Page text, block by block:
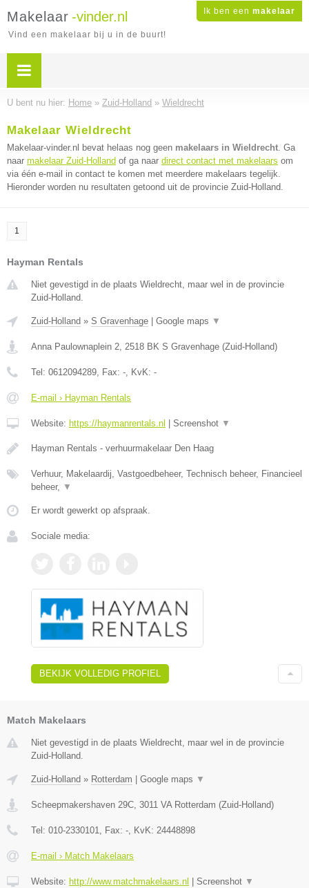
Ik ben een makelaar
Makelaar -vinder.nl
Vind een makelaar bij u in de buurt!
U bent nu hier: Home » Zuid-Holland » Wieldrecht
Makelaar Wieldrecht
Makelaar-vinder.nl bevat helaas nog geen makelaars in Wieldrecht. Ga
naar makelaar Zuid-Holland of ga naar direct contact met makelaars om
via één e-mail in contact te komen met meerdere makelaars tegelijk.
Hieronder worden nu resultaten getoond uit de provincie Zuid-Holland.
1
Hayman Rentals
Niet gevestigd in de plaats Wieldrecht, maar wel in de provincie
Zuid-Holland.
Zuid-Holland » S Gravenhage Google maps ▼
Anna Paulownaplein 2, 2518 BK S Gravenhage (Zuid-Holland)
Tel: 0612094289, Fax: -, KvK: -
E-mail › Hayman Rentals
Website: https://haymanrentals.nl Screenshot ▼
Hayman Rentals - verhuurmakelaar Den Haag
Verhuur, Makelaardij, Vastgoedbeheer, Technisch beheer, Financieel
beheer, ▼
Er wordt gewerkt op afspraak.
Sociale media:
BEKIJK VOLLEDIG PROFIEL
Match Makelaars
Niet gevestigd in de plaats Wieldrecht, maar wel in de provincie
Zuid-Holland.
Zuid-Holland » Rotterdam Google maps ▼
Scheepmakershaven 29C, 3011 VA Rotterdam (Zuid-Holland)
Tel: 010-2330101, Fax: -, KvK: 24448898
E-mail › Match Makelaars
Website: http://www.matchmakelaars.nl Screenshot ▼